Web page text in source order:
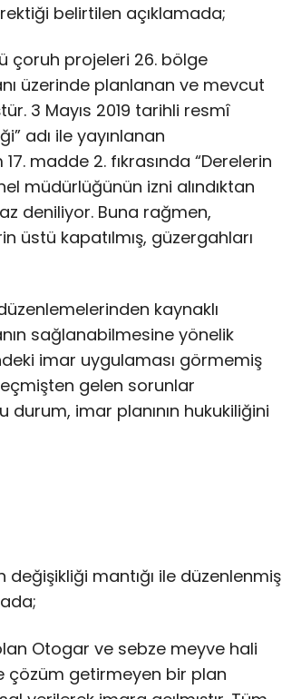
belirtilen açıklamada;
çoruh projeleri 26. bölge
üzerinde planlanan ve mevcut
3 Mayıs 2019 tarihli resmî
adı ile yayınlanan
madde 2. fıkrasında “Derelerin
müdürlüğünün izni alındıktan
deniliyor. Buna rağmen,
üstü kapatılmış, güzergahları
kaynaklı
sağlanabilmesine yönelik
imar uygulaması görmemiş
gelen sorunlar
durum, imar planının hukukiliğini
mantığı ile düzenlenmiş
Otogar ve sebze meyve hali
çözüm getirmeyen bir plan